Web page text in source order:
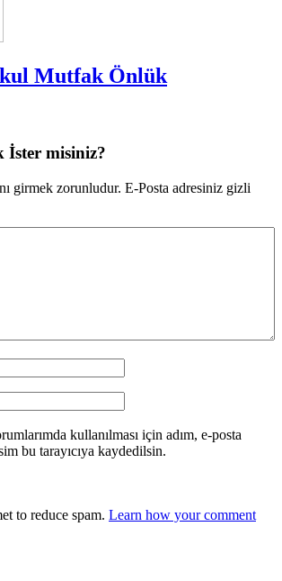
Mutfak Önlük
İster misiniz?
girmek zorunludur. E-Posta adresiniz gizli
kullanılması için adım, e-posta
bu tarayıcıya kaydedilsin.
to reduce spam. Learn how your comment